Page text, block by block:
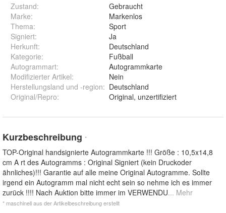
Zustand:
Gebraucht
Marke:
Markenlos
Thema:
Sport
Signiert:
Ja
Herkunft:
Deutschland
Kategorie:
Fußball
Autogrammart:
Autogrammkarte
Modifizierter Artikel:
Nein
Herstellungsland und -region: Deutschland
Original/Repro: Original, unzertifiziert
Kurzbeschreibung *
TOP-Original handsignierte Autogrammkarte !!! Größe : 10,5x14,8
cm A rt des Autogramms : Original Signiert (kein Druckoder
ähnliches)!!! Garantie auf alle meine Original Autogramme. Sollte
irgend ein Autogramm mal nicht echt sein so nehme ich es immer
zurück !!!! Nach Auktion bitte immer im VERWENDU... Mehr
* maschinell aus der Artikelbeschreibung erstellt